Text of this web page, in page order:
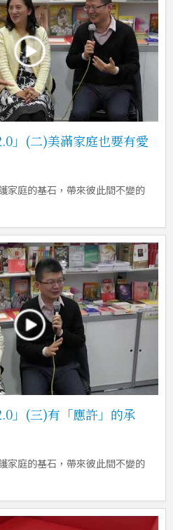
」(二)美滿家庭也要有愛
家庭的基石，帶來彼此間不變的
」(三)有「應許」的承
家庭的基石，帶來彼此間不變的